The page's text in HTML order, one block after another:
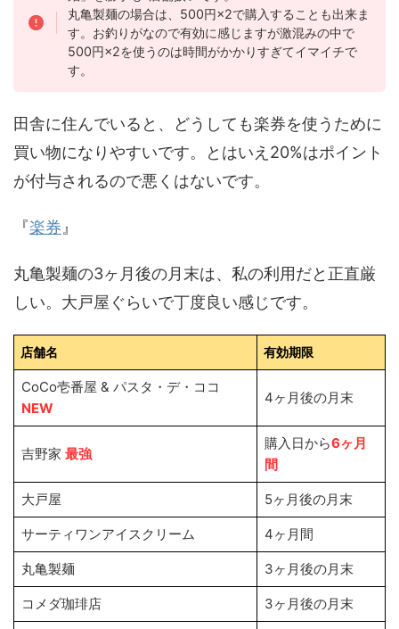
丸亀製麺の場合は、500円×2で購入することも出来ま
す。お釣りがなので有効に感じますが激混みの中で
500円×2を使うのは時間がかかりすぎてイマイチで
す。
田舎に住んでいると、どうしても楽券を使うために
買い物になりやすいです。とはいえ20%はポイント
が付与されるので悪くはないです。
『楽券 』
丸亀製麺の3ヶ月後の月末は、私の利用だと正直厳
しい。大戸屋ぐらいで丁度良い感じです。
店舗名 有効期限
CoCo壱番屋 & パスタ・デ・ココ
NEW
4ヶ月後の月末
吉野家 最強
購入日から6ヶ月
間
大戸屋 5ヶ月後の月末
サーティワンアイスクリーム 4ヶ月間
丸亀製麺 3ヶ月後の月末
コメダ珈琲店 3ヶ月後の月末